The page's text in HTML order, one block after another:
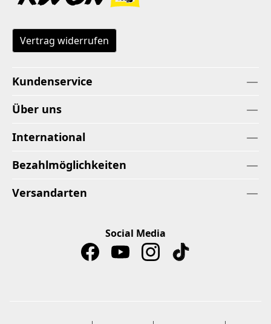
Vertrag widerrufen
Kundenservice
Über uns
International
Bezahlmöglichkeiten
Versandarten
Social Media